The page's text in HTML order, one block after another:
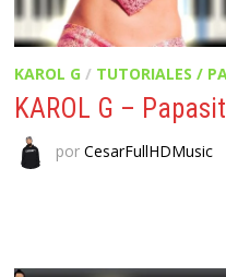
KAROL G / TUTORIALES /
KAROL G –
porCesarFullHDMusic